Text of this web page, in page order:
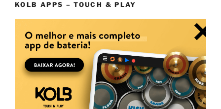
KOLB APPS – TOUCH & PLAY